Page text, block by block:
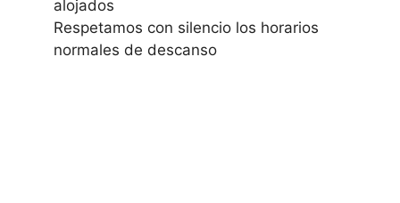
alojados
Respetamos con silencio los horarios
normales de descanso